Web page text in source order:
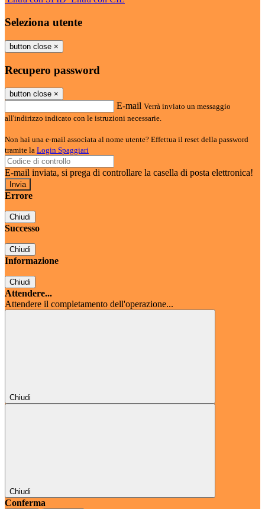
Seleziona utente
button close ×
Recupero password
button close ×
E-mail Verrà inviato un messaggio
all'indirizzo indicato con le istruzioni necessarie.
Non hai una e-mail associata al nome utente? Effettua il reset della password
tramite la Login Spaggiari
E-mail inviata, si prega di controllare la casella di posta elettronica!
Errore
Chiudi
Successo
Chiudi
Informazione
Chiudi
Attendere...
Attendere il completamento dell'operazione...
Chiudi
Chiudi
Conferma